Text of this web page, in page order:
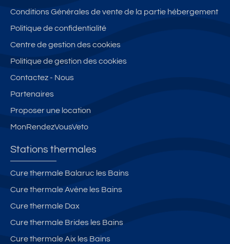
Conditions Générales de vente de la partie hébergement
Politique de confidentialité
Centre de gestion des cookies
Politique de gestion des cookies
Contactez - Nous
Partenaires
Proposer une location
MonRendezVousVeto
Stations thermales
Cure thermale Balaruc les Bains
Cure thermale Avène les Bains
Cure thermale Dax
Cure thermale Brides les Bains
Cure thermale Aix les Bains